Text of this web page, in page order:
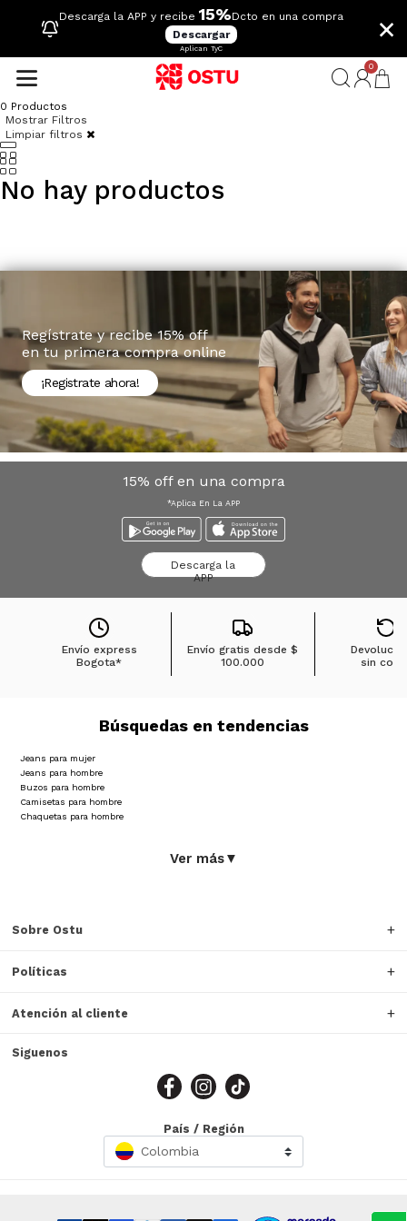
Descarga la APP y recibe 15%Dcto en una compra
Descargar
Aplican TyC
×
0
0 Productos
Mostrar Filtros
Limpiar filtros
No hay productos
Regístrate y recibe 15% off
en tu primera compra online
¡Registrate ahora!
15% off en una compra
*Aplica En La APP
Descarga la
APP
Envío express
Bogota*
Envío gratis desde$
100.000
sin
Búsquedas en tendencias
Jeans para mujer
Jeans para hombre
Buzos para hombre
Camisetas para hombre
Chaquetas para hombre
Ver más▼
Sobre Ostu
Políticas
Atención al cliente
Siguenos
País / Región
Colombia